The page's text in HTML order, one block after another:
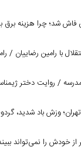
شد؛ چرا هزینه برق
با رامین رضاییان /
مدرسه / روایت دختر
وزش باد شدید،
از خودش را نمی‌تواند